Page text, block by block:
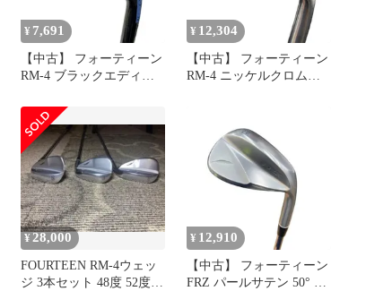
¥ 7,691
【中古】 フォーティーン
RM-4 ブラックエディシ
TS-101w ブラック (フレ
ックスその他) メンズ 男
性用 右利き 右用 Cラン
ク ゴルフクラブ
¥ 12,304
【中古】 フォーティーン
RM-4 ニッケルクロムメ
他) メンズ 男性用 右利き
右用 Cランク ゴルフクラ
¥28,000
FOURTEEN RM-4ウェッ
ジ 3本セット 48度 52度
¥ 12,910
【中古】 フォーティーン
FRZ パールサテン 50° ウ